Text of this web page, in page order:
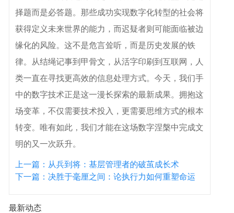
择题而是必答题。那些成功实现数字化转型的社会将
获得定义未来世界的能力，而迟疑者则可能面临被边
缘化的风险。这不是危言耸听，而是历史发展的铁
律。从结绳记事到甲骨文，从活字印刷到互联网，人
类一直在寻找更高效的信息处理方式。今天，我们手
中的数字技术正是这一漫长探索的最新成果。拥抱这
场变革，不仅需要技术投入，更需要思维方式的根本
转变。唯有如此，我们才能在这场数字涅槃中完成文
明的又一次跃升。
上一篇：从兵到将：基层管理者的破茧成长术
下一篇：决胜于毫厘之间：论执行力如何重塑命运
最新动态